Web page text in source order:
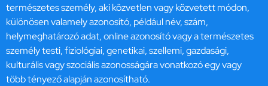
természetes személy, aki közvetlen vagy közvetett módon,
különösen valamely azonosító, például név, szám,
helymeghatározó adat, online azonosító vagy a természetes
személy testi, fiziológiai, genetikai, szellemi, gazdasági,
kulturális vagy szociális azonosságára vonatkozó egy vagy
több tényező alapján azonosítható.